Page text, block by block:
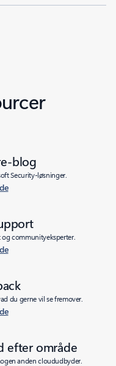
blog
Security-løsninger.
og communityeksperter.
du gerne vil se fremover.
efter område
anden cloududbyder.